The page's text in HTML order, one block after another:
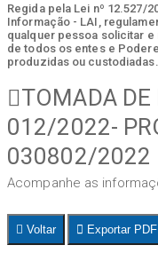
Regida pela Lei nº 12.527/
Informação - LAI,
qualquer pessoa solicitar
de todos os entes e
produzidas ou custodiadas.
TOMADA DE
012/2022-
030802/2022
Acompanhe as
Voltar Exportar PDF